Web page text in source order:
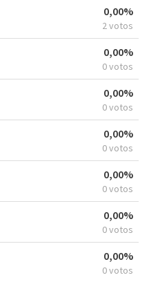
0,00%
2 votos
0,00%
0 votos
0,00%
0 votos
0,00%
0 votos
0,00%
0 votos
0,00%
0 votos
0,00%
0 votos